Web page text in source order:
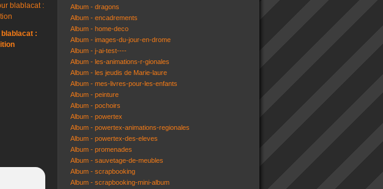
:
Album - dragons
Album - encadrements
Album - home-deco
Album - images-du-jour-en-drome
Album - j-ai-test----
Album - les-animations-r-gionales
Album - les jeudis de Marie-laure
Album - mes-livres-pour-les-enfants
Album - peinture
Album - pochoirs
Album - powertex
Album - powertex-animations-regionales
Album - powertex-des-eleves
Album - promenades
Album - sauvetage-de-meubles
Album - scrapbooking
Album - scrapbooking-mini-album